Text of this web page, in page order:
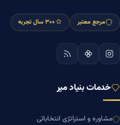
مرجع معتبر +۳۰ سال تجربه
خدمات بنیاد میر
مشاوره و استراتژی انتخاباتی